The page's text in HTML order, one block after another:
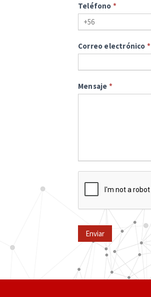
Teléfono *
Correo electrónico *
Mensaje *
Enviar